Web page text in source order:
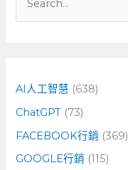
字
:
AI人工智慧 (638)
ChatGPT (73)
FACEBOOK行銷 (369)
GOOGLE行銷 (115)